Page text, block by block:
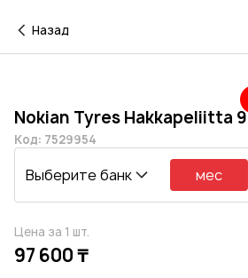
Назад
Nokian Tyres Hakkapeliitta 9
Код: 7529954
Выберите банк мес
Цена за 1 шт.
97 600 ₸